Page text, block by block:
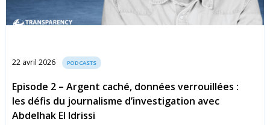
22 avril 2026 PODCASTS
Episode 2 – Argent caché, données verrouillées :
les défis du journalisme d’investigation avec
Abdelhak El Idrissi